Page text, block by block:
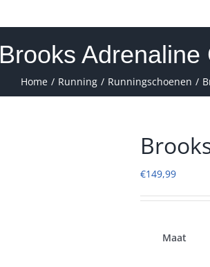
Brooks
Home Running Runningschoenen
€149,99
Maat